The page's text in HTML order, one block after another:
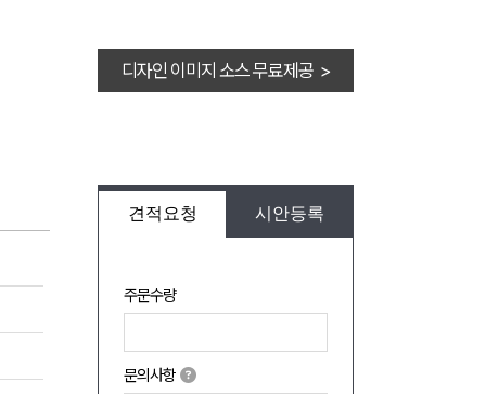
디자인 이미지 소스 무료제공 >
견적요청 시안등록
주문수량
문의사항